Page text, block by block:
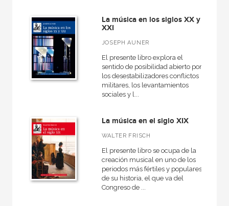
La música en los siglos XX y
XXI
JOSEPH AUNER
El presente libro explora el
sentido de posibilidad abierto por
los desestabilizadores conflictos
militares, los levantamientos
sociales y l...
La música en el siglo XIX
WALTER FRISCH
El presente libro se ocupa de la
creación musical en uno de los
periodos más fértiles y populares
de su historia, el que va del
Congreso de ...